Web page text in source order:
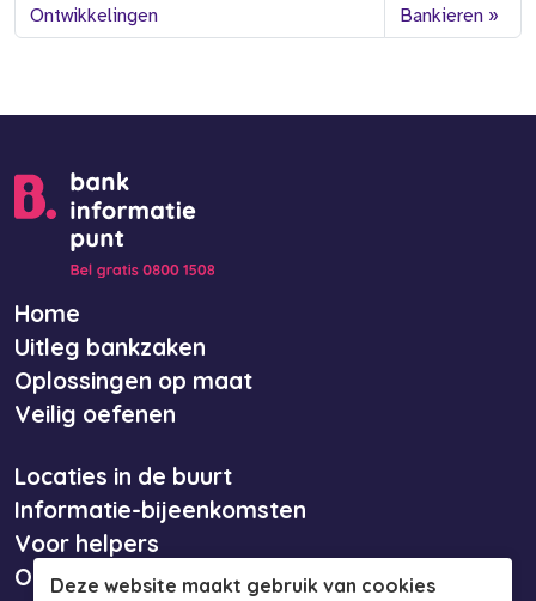
Ontwikkelingen
Bankieren
Home
Uitleg bankzaken
Oplossingen op maat
Veilig oefenen
Locaties in de buurt
Informatie-bijeenkomsten
Voor helpers
Over ons
Deze website maakt gebruik van cookies